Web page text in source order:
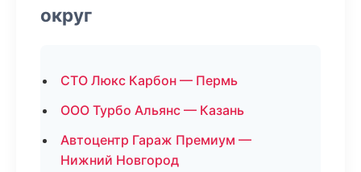
округ
СТО Люкс Карбон — Пермь
ООО Турбо Альянс — Казань
Автоцентр Гараж Премиум —
Нижний Новгород